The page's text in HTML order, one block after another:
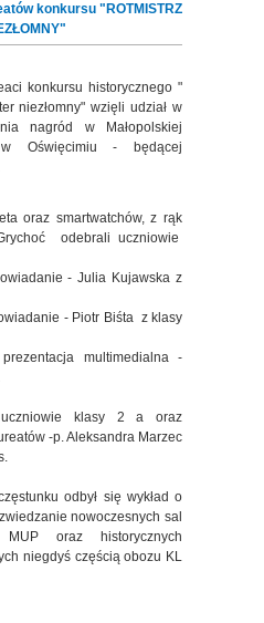
konkursu "ROTMISTRZ
konkursu historycznego "
niezłomny" wzięli udział w
nagród w Małopolskiej
Oświęcimiu - będącej
oraz smartwatchów, z rąk
odebrali uczniowie
- Julia Kujawska z
- Piotr Biśta z klasy
multimedialna -
uczniowie klasy 2 a oraz
-p. Aleksandra Marzec
odbył się wykład o
nowoczesnych sal
oraz historycznych
niegdyś częścią obozu KL